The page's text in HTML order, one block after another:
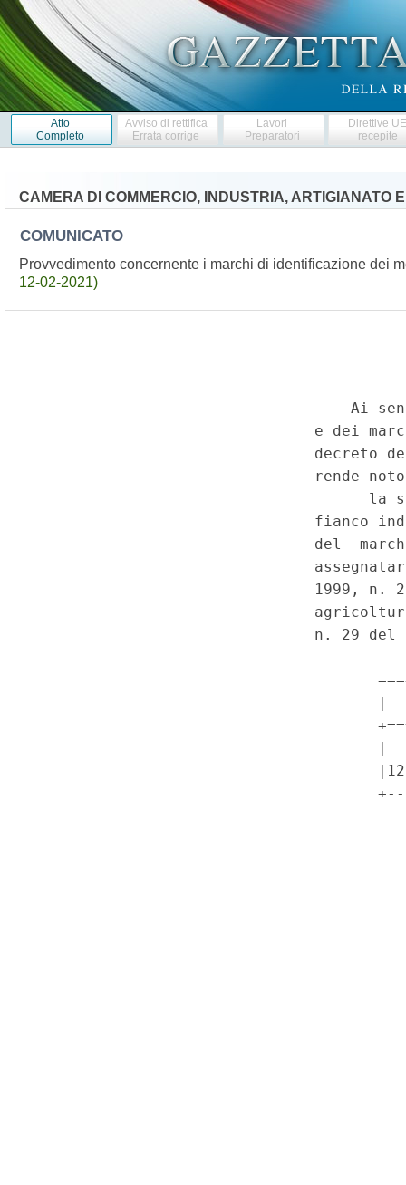
Atto
Completo
Avviso di rettifica
Errata corrige
Lavori
Preparatori
Direttive
recepite
CAMERA DI COMMERCIO, INDUSTRIA, ARTIGIANATO
COMUNICATO
Provvedimento concernente i marchi di identificazione dei
12-02-2021)